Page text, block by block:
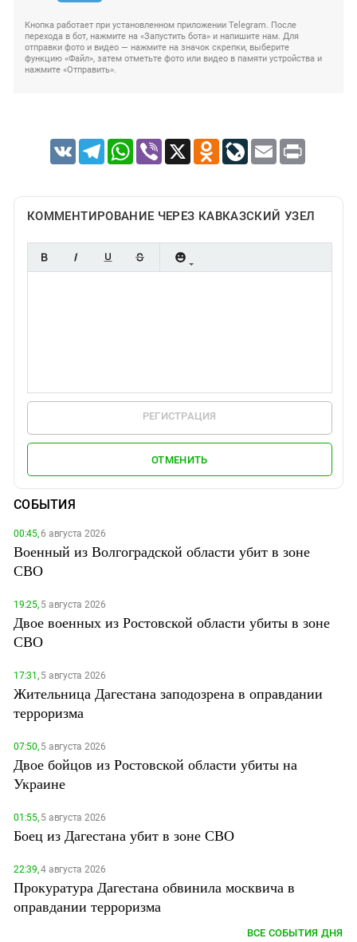
Кнопка работает при установленном приложении Telegram. После
перехода в бот, нажмите на «Запустить бота» и напишите нам. Для
отправки фото и видео — нажмите на значок скрепки, выберите
функцию «Файл», затем отметьте фото или видео в памяти устройства и
нажмите «Отправить».
VK TelegramWhatsApp
Viber X Odnoklassniki
LiveJournal
Email Print
КОММЕНТИРОВАНИЕ ЧЕРЕЗ КАВКАЗСКИЙ УЗЕЛ
РЕГИСТРАЦИЯ
ОТМЕНИТЬ
СОБЫТИЯ
00:45,6 августа 2026
Военный из Волгоградской области убит в зоне
СВО
19:25,5 августа 2026
Двое военных из Ростовской области убиты в зоне
СВО
17:31,5 августа 2026
Жительница Дагестана заподозрена в оправдании
терроризма
07:50,5 августа 2026
Двое бойцов из Ростовской области убиты на
Украине
01:55,5 августа 2026
Боец из Дагестана убит в зоне СВО
22:39,4 августа 2026
Прокуратура Дагестана обвинила москвича в
оправдании терроризма
ВСЕ СОБЫТИЯ ДНЯ